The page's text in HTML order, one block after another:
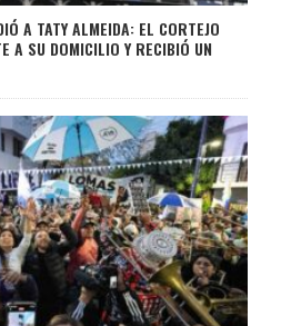
A TATY ALMEIDA: EL CORTEJO
A SU DOMICILIO Y RECIBIÓ UN